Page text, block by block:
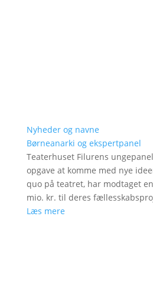
Nyheder og navne
Børneanarki og ekspertpanel
Teaterhuset Filurens
opgave at komme med nye
quo på teatret, har modtaget
mio. kr. til deres
Læs mere